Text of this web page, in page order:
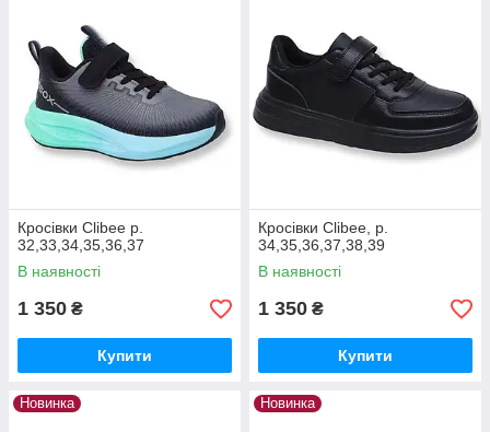
Кросівки Clibee р.
32,33,34,35,36,37
В наявності
1 350 ₴
Купити
Кросівки Clibee, р.
34,35,36,37,38,39
В наявності
1 350 ₴
Купити
Новинка Новинка